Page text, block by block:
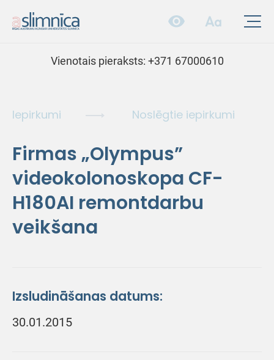
Vienotais pieraksts: +371 67000610
Iepirkumi Noslēgtie iepirkumi
Firmas „Olympus”
videokolonoskopa CF-
H180AI remontdarbu
veikšana
Izsludināšanas datums:
30.01.2015